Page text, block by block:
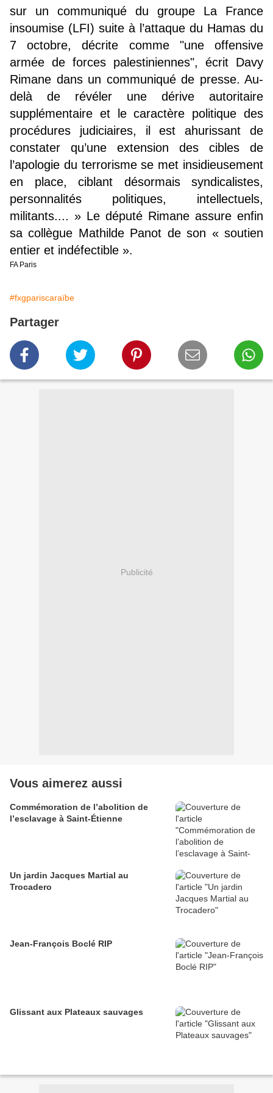
sur un communiqué du groupe La France
insoumise (LFI) suite à l’attaque du Hamas du
7 octobre, décrite comme "une offensive
armée de forces palestiniennes", écrit Davy
Rimane dans un communiqué de presse. Au-
delà de révéler une dérive autoritaire
supplémentaire et le caractère politique des
procédures judiciaires, il est ahurissant de
constater qu’une extension des cibles de
l’apologie du terrorisme se met insidieusement
en place, ciblant désormais syndicalistes,
personnalités politiques, intellectuels,
militants.... » Le député Rimane assure enfin
sa collègue Mathilde Panot de son « soutien
entier et indéfectible ».
FA Paris
#fxgpariscaraïbe
Partager
Publicité
Vous aimerez aussi
Commémoration de l’abolition de
l’esclavage à Saint-Étienne
Un jardin Jacques Martial au
Trocadero
Jean-François Boclé RIP
Glissant aux Plateaux sauvages